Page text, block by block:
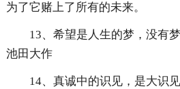
为了它赌上了所有的未来。
13、希望是人生的梦，没
池田大作
14、真诚中的识见，是大识